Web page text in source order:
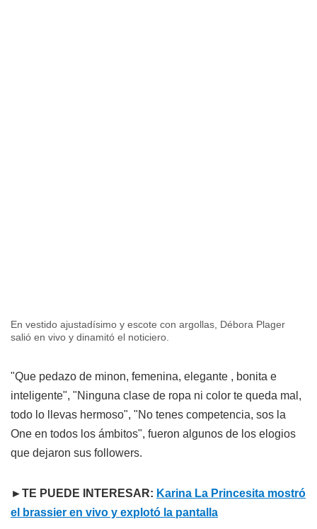
En vestido ajustadísimo y escote con argollas, Débora Plager
salió en vivo y dinamitó el noticiero.
"Que pedazo de minon, femenina, elegante , bonita e
inteligente", "Ninguna clase de ropa ni color te queda mal,
todo lo llevas hermoso", "No tenes competencia, sos la
One en todos los ámbitos", fueron algunos de los elogios
que dejaron sus followers.
►TE PUEDE INTERESAR: Karina La Princesita mostró
el brassier en vivo y explotó la pantalla